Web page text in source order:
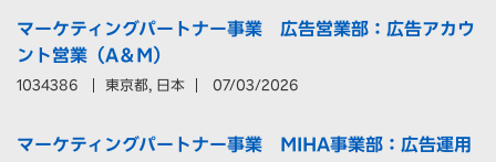
マーケティングパートナー事業 広告営業部：広告アカウ
ント営業（A＆M）
1034386 東京都, 日本 07/03/2026
マーケティングパートナー事業 MIHA事業部：広告運用